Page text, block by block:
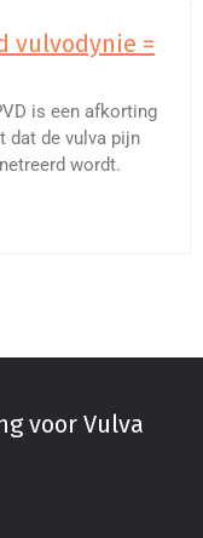
vulvodynie =
is een afkorting
dat de vulva pijn
wordt.
voor Vulva